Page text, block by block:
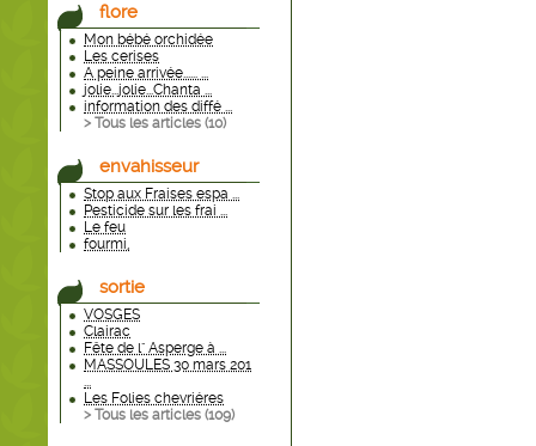
flore
Mon bébé orchidée
Les cerises
A peine arrivée...... ...
jolie...jolie...Chanta ...
information des diffé ...
> Tous les articles (10)
envahisseur
Stop aux Fraises espa ...
Pesticide sur les frai ...
Le feu
fourmi,
sortie
VOSGES
Clairac
Fête de l" Asperge à ...
MASSOULES 30 mars 201
...
Les Folies chevriéres
> Tous les articles (109)